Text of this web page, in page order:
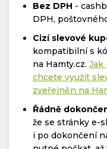
Bez DPH -
DPH,
Cizí slevové
kompatibilní s
na Hamty.cz. Jak
chcete využít
zveřejněn na
Řádně
že se stránky e-
i po dokončení